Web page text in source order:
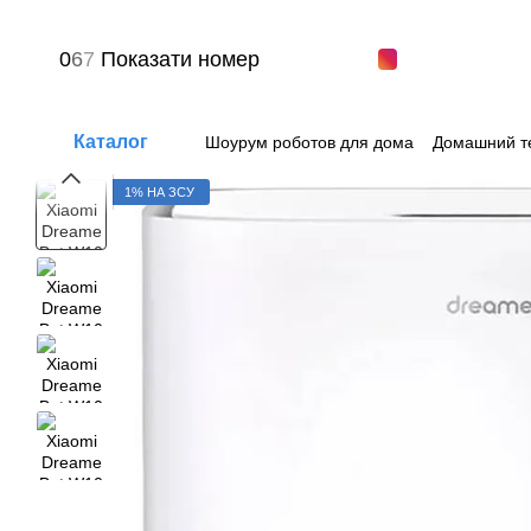
067 Показати номер
Каталог Шоурум роботов для дома
Домашний
1% НА ЗСУ